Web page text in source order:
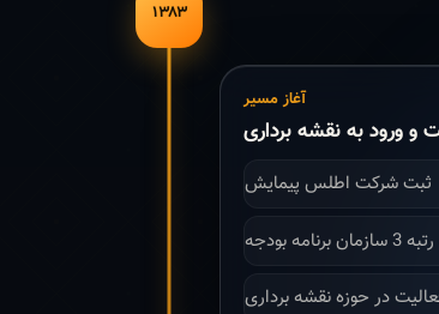
۱۳۸۳
آغاز مسیر
ورود به نقشه برداری
ثبت شرکت اطلس پیمایش
برنامه بودجه
در حوزه نقشه برداری